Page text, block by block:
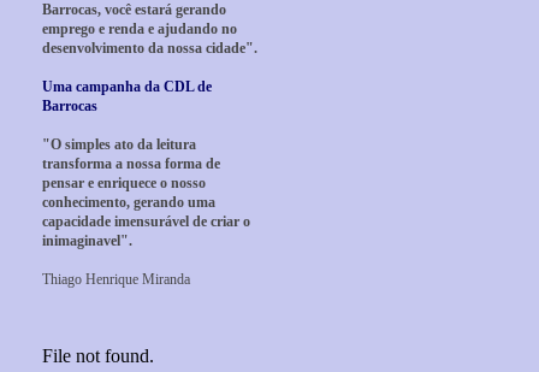
Barrocas, você estará gerando
emprego e renda e ajudando no
desenvolvimento da nossa cidade".
Uma campanha da CDL de
Barrocas
"O simples ato da leitura
transforma a nossa forma de
pensar e enriquece o nosso
conhecimento, gerando uma
capacidade imensurável de criar o
inimaginavel".
Thiago Henrique Miranda